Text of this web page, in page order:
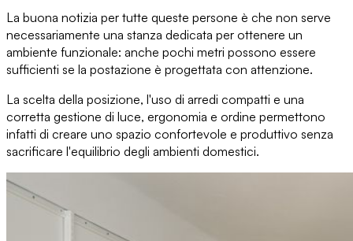
La buona notizia per tutte queste persone è che non serve
necessariamente una stanza dedicata per ottenere un
ambiente funzionale: anche pochi metri possono essere
sufficienti se la postazione è progettata con attenzione.
La scelta della posizione, l'uso di arredi compatti e una
corretta gestione di luce, ergonomia e ordine permettono
infatti di creare uno spazio confortevole e produttivo senza
sacrificare l'equilibrio degli ambienti domestici.